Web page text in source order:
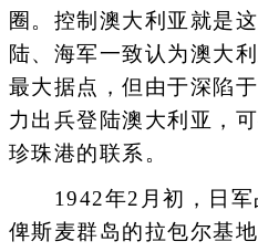
圈。控制澳大利亚就是
陆、海军一致认为澳大
最大据点，但由于深陷
力出兵登陆澳大利亚，
珍珠港的联系。
1942年2月初，日军
俾斯麦群岛的拉包尔基